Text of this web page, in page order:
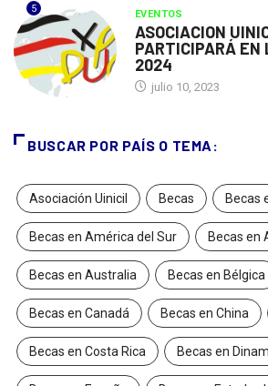
5 EVENTOS
ASOCIACION
PARTICIPARÁ EN
2024
julio 10, 2023
BUSCAR POR PAÍS O TEMA:
Asociación Uinicil Becas Becas
Becas en América del Sur Becas en
Becas en Australia Becas en Bélgica
Becas en Canadá Becas en China
Becas en Costa Rica Becas en